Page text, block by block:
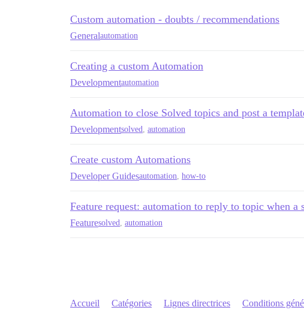
Custom automation - doubts / recommendations
Generalautomation
Creating a custom Automation
Developmentautomation
Automation to close Solved topics and post a
Developmentsolved, automation
Create custom Automations
Developer Guidesautomation, how-to
Feature request: automation to reply to topic when a
Featuresolved, automation
Accueil Catégories Lignes directrices Conditions